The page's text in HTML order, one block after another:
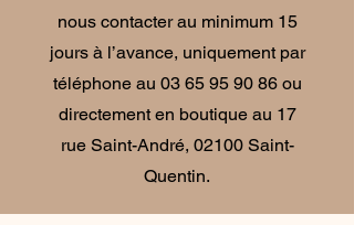
nous contacter au minimum 15
jours à l’avance, uniquement par
téléphone au 03 65 95 90 86ou
directement en boutique au 17
rue Saint-André, 02100 Saint-
Quentin.